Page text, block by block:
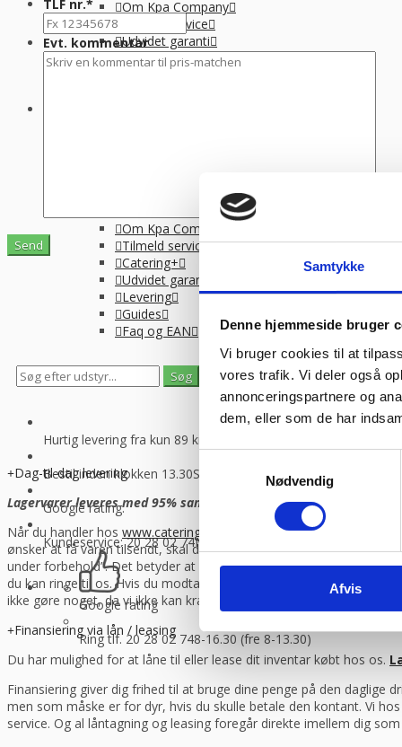
Samtykke
Denne hjemmeside bruger
Vi bruger cookies til at
vores trafik. Vi deler også
annonceringspartnere og
dem, eller som de har
Nødvendig
Afvis
Om Kpa Company
Tilmeld service
Udvidet garanti
Levering
Om Kpa Company
Tilmeld service
Catering+
Udvidet garanti
Levering
Guides
Faq og EAN
0
Se gemte varer
0
Se indkøbskurv
Hurtig levering fra kun 89 kr.
Bestil inden klokken 13.30Så sender vi lagervarer samme dag
Google rating:
Kundeservice: 20 28 02 74Man-torsdag 08:30 – 16.00, fredag
Google rating
Ring tlf. 20 28 02 748-16.30 (fre 8-13.30)
TLF nr.*
Evt. kommentar
Dag-til-dag levering
Lagervarer leveres med 95% sandsynlighed allerede den første
Når du handler hos www.cateringinventar.dk
kan du enten vælge
ønsker at få varen tilsendt, skal du huske at tjekke varen på
under forbehold”. Det betyder at du har taget forbehold for
du kan ringe til os. Hvis du modtager en vare som er beskadiget
ikke gøre noget, da vi ikke kan kræve erstatning fra fragtmanden.
Finansiering via lån / leasing
Du har mulighed for at låne til eller lease dit inventar købt hos os.
Finansiering giver dig frihed til at bruge dine penge på den
men som måske er for dyr, hvis du skulle betale den kontant. Vi
service. Og al låntagning og leasing foregår direkte imellem dig